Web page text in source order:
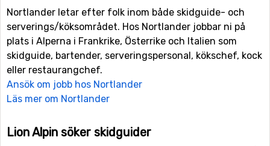
Nortlander letar efter folk inom både skidguide- och
serverings/köksområdet. Hos Nortlander jobbar ni på
plats i Alperna i Frankrike, Österrike och Italien som
skidguide, bartender, serveringspersonal, kökschef, kock
eller restaurangchef.
Ansök om jobb hos Nortlander
Läs mer om Nortlander
Lion Alpin söker skidguider